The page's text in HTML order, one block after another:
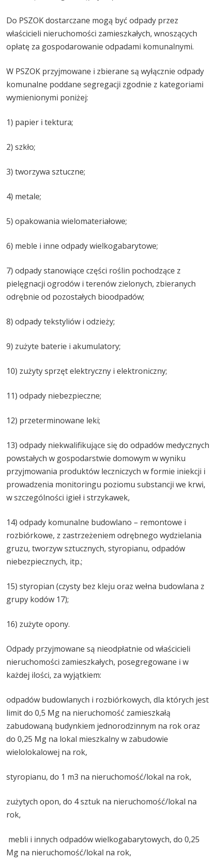
Do PSZOK dostarczane mogą być odpady przez
właścicieli nieruchomości zamieszkałych, wnoszących
opłatę za gospodarowanie odpadami komunalnymi.
W PSZOK przyjmowane i zbierane są wyłącznie odpady
komunalne poddane segregacji zgodnie z kategoriami
wymienionymi poniżej:
1) papier i tektura;
2) szkło;
3) tworzywa sztuczne;
4) metale;
5) opakowania wielomateriałowe;
6) meble i inne odpady wielkogabarytowe;
7) odpady stanowiące części roślin pochodzące z
pielęgnacji ogrodów i terenów zielonych, zbieranych
odrębnie od pozostałych bioodpadów;
8) odpady tekstyliów i odzieży;
9) zużyte baterie i akumulatory;
10) zużyty sprzęt elektryczny i elektroniczny;
11) odpady niebezpieczne;
12) przeterminowane leki;
13) odpady niekwalifikujące się do odpadów medycznych
powstałych w gospodarstwie domowym w wyniku
przyjmowania produktów leczniczych w formie iniekcji i
prowadzenia monitoringu poziomu substancji we krwi,
w szczególności igieł i strzykawek,
14) odpady komunalne budowlano – remontowe i
rozbiórkowe, z zastrzeżeniem odrębnego wydzielania
gruzu, tworzyw sztucznych, styropianu, odpadów
niebezpiecznych, itp.;
15) styropian (czysty bez kleju oraz wełna budowlana z
grupy kodów 17);
16) zużyte opony.
Odpady przyjmowane są nieodpłatnie od właścicieli
nieruchomości zamieszkałych, posegregowane i w
każdej ilości, za wyjątkiem:
odpadów budowlanych i rozbiórkowych, dla których jest
limit do 0,5 Mg na nieruchomość zamieszkałą
zabudowaną budynkiem jednorodzinnym na rok oraz
do 0,25 Mg na lokal mieszkalny w zabudowie
wielolokalowej na rok,
styropianu, do 1 m3 na nieruchomość/lokal na rok,
zużytych opon, do 4 sztuk na nieruchomość/lokal na
rok,
mebli i innych odpadów wielkogabarytowych, do 0,25
Mg na nieruchomość/lokal na rok,